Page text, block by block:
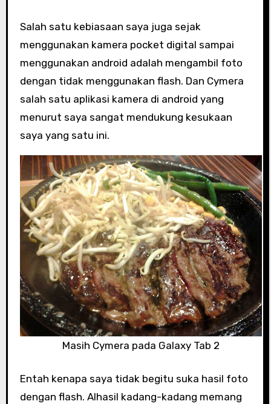
Salah satu kebiasaan saya juga sejak
menggunakan kamera pocket digital sampai
menggunakan android adalah mengambil foto
dengan tidak menggunakan flash. Dan Cymera
salah satu aplikasi kamera di android yang
menurut saya sangat mendukung kesukaan
saya yang satu ini.
Masih Cymera pada Galaxy Tab 2
Entah kenapa saya tidak begitu suka hasil foto
dengan flash. Alhasil kadang-kadang memang